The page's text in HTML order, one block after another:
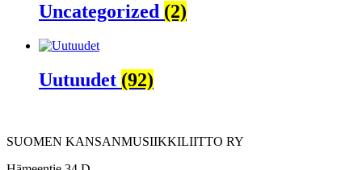
Uncategorized (2)
Uutuudet (92)
SUOMEN KANSANMUSIIKKILIITTO RY